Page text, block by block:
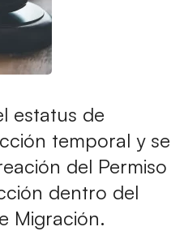
estatus de
temporal y se
del Permiso
dentro del
Migración.